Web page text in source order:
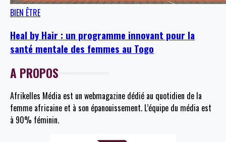
BIEN ÊTRE
Heal by Hair : un programme innovant pour la
santé mentale des femmes au Togo
A PROPOS
Afrikelles Média est un webmagazine dédié au quotidien de la
femme africaine et à son épanouissement. L’équipe du média est
à 90% féminin.